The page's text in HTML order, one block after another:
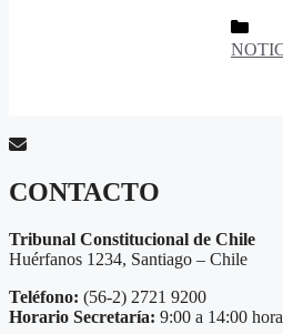
CONTACTO
Tribunal Constitucional de Chile
Huérfanos 1234, Santiago – Chile
Teléfono: (56-2) 2721 9200
Horario Secretaría: 9:00 a 14:00